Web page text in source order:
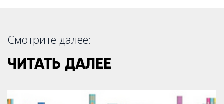
Смотрите далее:
ЧИТАТЬ ДАЛЕЕ